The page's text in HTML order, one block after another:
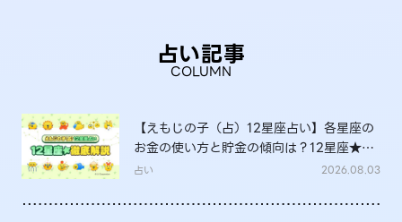
占い記事
COLUMN
【えもじの子（占）12星座占い】各星座の
お金の使い方と貯金の傾向は？12星座★徹
底解説
占い 2026.08.03